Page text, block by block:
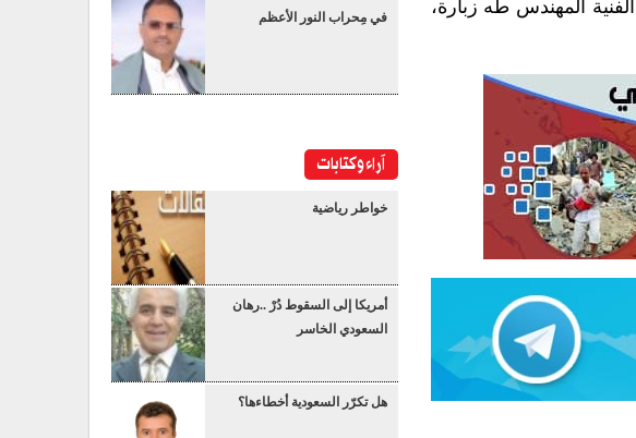
المهندس طه زبارة،
في مِحراب النور الأعظم
آراء وكتابات
خواطر رياضية
أمريكا إلى السقوط دُرْ ..رهان
السعودي الخاسر
هل تكرّر السعودية أخطاءها؟